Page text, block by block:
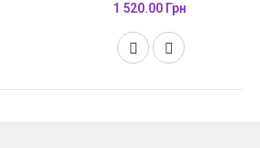
1 520.00 Грн